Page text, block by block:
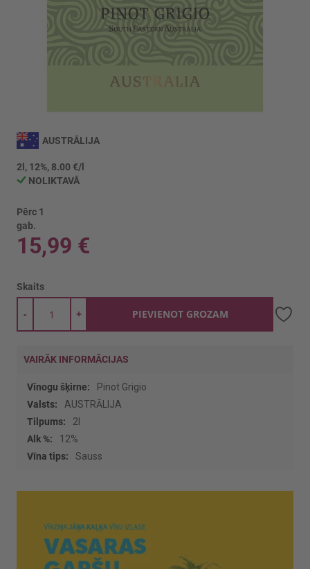
uz
galerijas
sākumu
AUSTRĀLIJA
2l, 12%, 8.00 €/l
NOLIKTAVĀ
Pērc 1
gab.
15,99 €
Skaits
+
- PIEVIENOT GROZAM
VAIRĀK INFORMĀCIJAS
Vairāk
informācijas
Pinot Grigio
AUSTRĀLIJA
2l
12%
Sauss